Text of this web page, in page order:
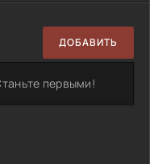
ДОБАВИТЬ
первыми!